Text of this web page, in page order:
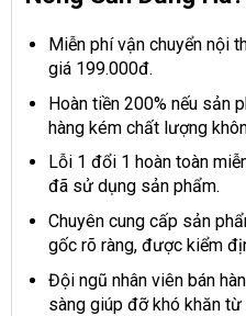
Miễn phí vận chuyển nội
giá 199.000đ.
Hoàn tiền 200% nếu sản
hàng kém chất lượng
Lỗi 1 đổi 1 hoàn toàn
đã sử dụng sản phẩm.
Chuyên cung cấp sản
gốc rõ ràng, được kiểm
Đội ngũ nhân viên bán
sàng giúp đỡ khó khăn từ